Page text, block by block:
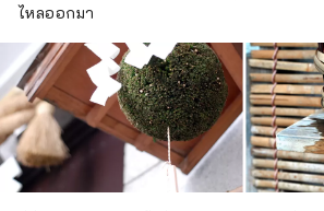
ไหลออกมา